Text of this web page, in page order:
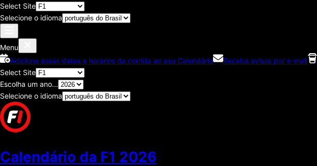
Select Site
Selecione o idioma
Menu
Adicione essas datas e horários da corrida ao seu Calendário
Receba avisos por e-mail
Select Site
Escolha um ano...
Selecione o idioma
Calendário da F1 2026